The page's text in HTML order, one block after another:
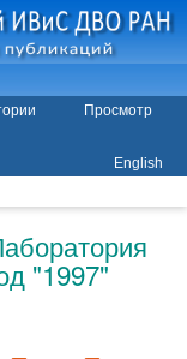
Просмотр
English
"1997"